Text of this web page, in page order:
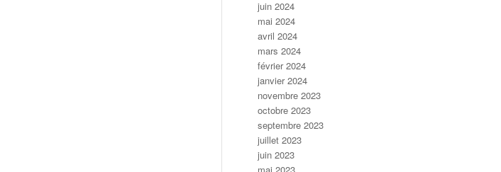
juin 2024
mai 2024
avril 2024
mars 2024
février 2024
janvier 2024
novembre 2023
octobre 2023
septembre 2023
juillet 2023
juin 2023